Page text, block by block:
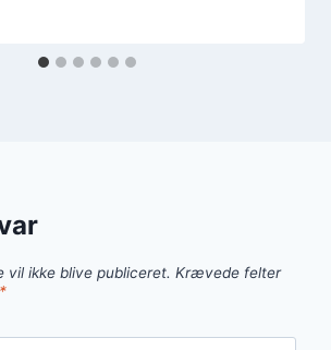
vil ikke blive publiceret. Krævede felter
*